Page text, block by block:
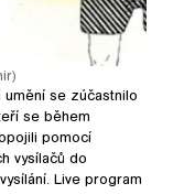
umění se zúčastnilo
se během
pomocí
vysílačů do
Live program